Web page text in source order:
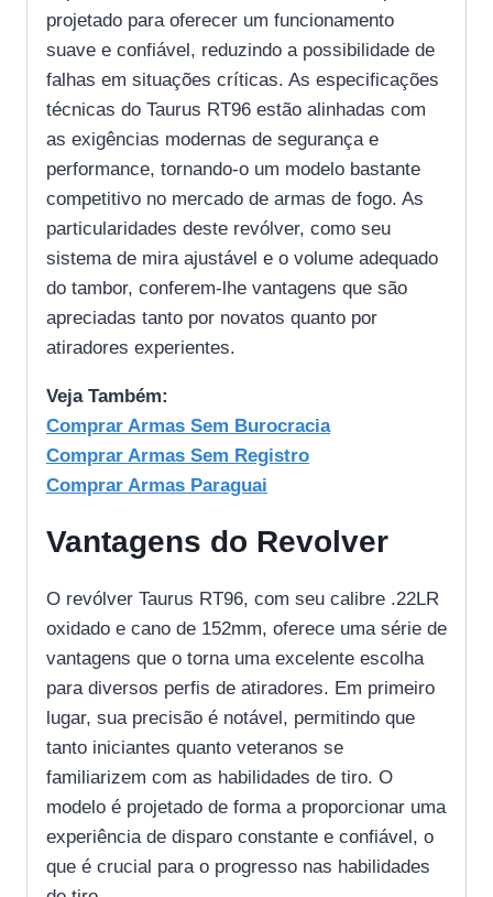
projetado para oferecer um funcionamento
suave e confiável, reduzindo a possibilidade de
falhas em situações críticas. As especificações
técnicas do Taurus RT96 estão alinhadas com
as exigências modernas de segurança e
performance, tornando-o um modelo bastante
competitivo no mercado de armas de fogo. As
particularidades deste revólver, como seu
sistema de mira ajustável e o volume adequado
do tambor, conferem-lhe vantagens que são
apreciadas tanto por novatos quanto por
atiradores experientes.
Veja Também:
Comprar Armas Sem Burocracia
Comprar Armas Sem Registro
Comprar Armas Paraguai
Vantagens do Revolver
O revólver Taurus RT96, com seu calibre .22LR
oxidado e cano de 152mm, oferece uma série de
vantagens que o torna uma excelente escolha
para diversos perfis de atiradores. Em primeiro
lugar, sua precisão é notável, permitindo que
tanto iniciantes quanto veteranos se
familiarizem com as habilidades de tiro. O
modelo é projetado de forma a proporcionar uma
experiência de disparo constante e confiável, o
que é crucial para o progresso nas habilidades